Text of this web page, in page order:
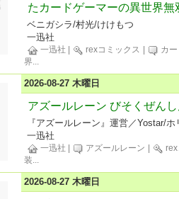
たカードゲーマーの異世界無
ベニガシラ/村光/けけもつ
一迅社
一迅社 rexコミックス
カ
界...
2026-08-27 木曜日
アズールレーン びそくぜん
『アズールレーン』運営／Yostar/ホ
一迅社
一迅社 アズールレーン
rex
装...
2026-08-27 木曜日